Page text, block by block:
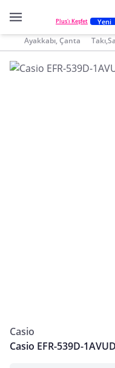
Plus'ı Keşfet Yeni
Ayakkabı, Çanta
Casio
Casio EFR-539D-